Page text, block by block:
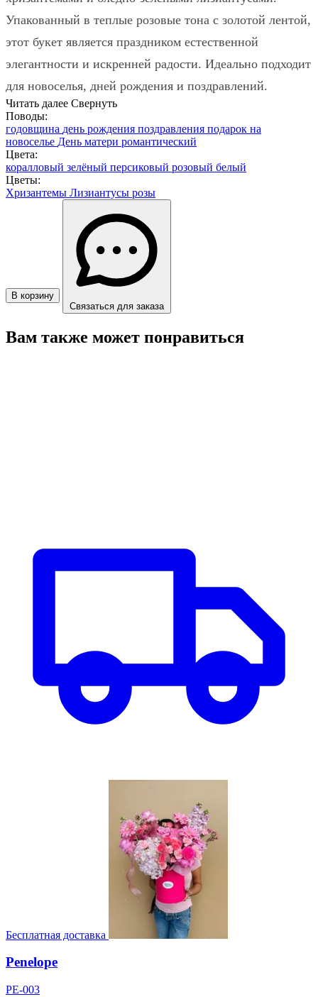
Упакованный в теплые розовые тона с золотой лентой,
этот букет является праздником естественной
элегантности и искренней радости. Идеально подходит
для новоселья, дней рождения и поздравлений.
Читать далее Свернуть
Поводы:
годовщина день рождения поздравления подарок на
новоселье День матери романтический
Цвета:
коралловый зелёный персиковый розовый белый
Цветы:
Хризантемы Лизиантусы розы
В корзину
Связаться для заказа
Вам также может понравиться
Бесплатная доставка
Penelope
PE-003